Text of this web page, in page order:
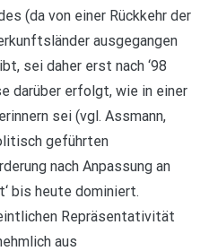
(da von einer Rückkehr der
ausgegangen
sei daher erst nach ‘98
darüber erfolgt, wie in einer
sei (vgl. Assmann,
geführten
nach Anpassung an
bis heute dominiert.
Repräsentativität
aus